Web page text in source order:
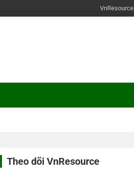
VnResource
Theo dõi VnResource